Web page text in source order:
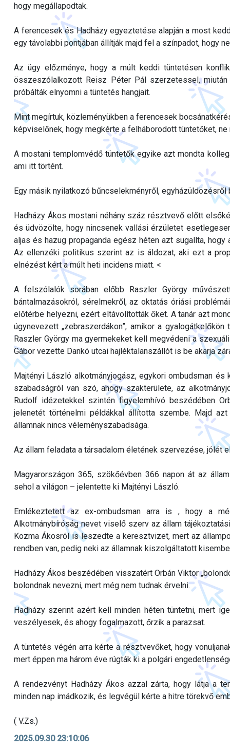
hogy megállapodtak.
A ferencesek és Hadházy egyeztetése alapján a most
egy távolabbi pontjában állítják majd fel a színpadot, hogy
Az ügy előzménye, hogy a múlt keddi tüntetésen
összeszólalkozott Reisz Péter Pál szerzetessel,
próbálták elnyomni a tüntetés hangjait.
Mint megírtuk, közleményükben a ferencesek
képviselőnek, hogy megkérte a felháborodott tüntetőket, ne
A mostani templomvédő tüntetők egyike azt mondta
ami itt történt.
Egy másik nyilatkozó bűncselekményről, egyházüldözésről
Hadházy Ákos mostani néhány száz résztvevő előtt
és üdvözölte, hogy nincsenek vallási érzületet
aljas és hazug propaganda egész héten azt sugallta, hogy
Az ellenzéki politikus szerint az is áldozat, aki ezt a
elnézést kért a múlt heti incidens miatt. <
A felszólalók sorában előbb Raszler György
bántalmazásokról, sérelmekről, az oktatás óriási
előtérbe helyezni, ezért eltávolították őket. A tanár azt
úgynevezett „zebraszerdákon”, amikor a
Raszler György ma gyermekeket kell megvédeni a
Gábor vezette Dankó utcai hajléktalanszállót is be akarja
Majtényi László alkotmányjogász, egykori ombudsman
szabadságról van szó, ahogy szakterülete, az
Rudolf idézetekkel szintén figyelemhívó beszédében
jelenetét történelmi példákkal állította szembe. Majd
államnak nincs véleményszabadsága.
Az állam feladata a társadalom életének szervezése,
Magyarországon 365, szökőévben 366 napon át az
sehol a világon – jelentette ki Majtényi László.
Emlékeztetett az ex-ombudsman arra is , hogy a
Alkotmánybíróság nevet viselő szerv az állam
Kozma Ákosról is leszedte a keresztvizet, mert az
rendben van, pedig neki az államnak kiszolgáltatott
Hadházy Ákos beszédében visszatért Orbán Viktor
bolondnak nevezni, mert még nem tudnak érvelni.
Hadházy szerint azért kell minden héten tüntetni, mert
veszélyesek, és ahogy fogalmazott, őrzik a parazsat.
A tüntetés végén arra kérte a résztvevőket, hogy
mert éppen ma három éve rúgták ki a polgári
A rendezvényt Hadházy Ákos azzal zárta, hogy látja a
minden nap imádkozik, és legvégül kérte a hitre törekvő
( V.Zs.)
2025.09.30 23:10:06